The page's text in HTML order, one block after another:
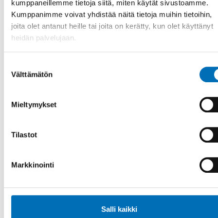
kumppaneillemme tietoja siitä, miten käytät sivustoamme.
Kumppanimme voivat yhdistää näitä tietoja muihin tietoihin,
joita olet antanut heille tai joita on kerätty, kun olet käyttänyt
heidän palvelujaan.
valinta
Välttämätön
Mieltymykset
Tilastot
Markkinointi
Salli kaikki
Ensamhet bland äldre förkortar livet. Därför är tiden nu
mogen att rikta fokus mot ensamhet på samma sätt som
man tidigare riktat fok [...]